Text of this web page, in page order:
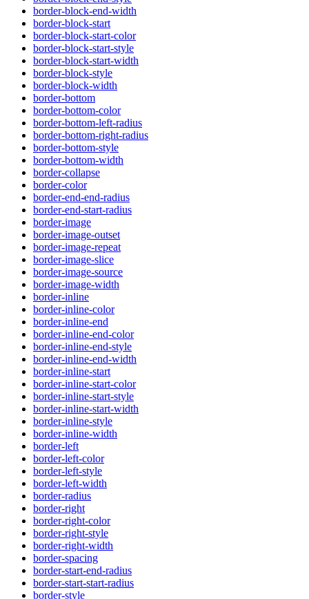
border-block-end-width
border-block-start
border-block-start-color
border-block-start-style
border-block-start-width
border-block-style
border-block-width
border-bottom
border-bottom-color
border-bottom-left-radius
border-bottom-right-radius
border-bottom-style
border-bottom-width
border-collapse
border-color
border-end-end-radius
border-end-start-radius
border-image
border-image-outset
border-image-repeat
border-image-slice
border-image-source
border-image-width
border-inline
border-inline-color
border-inline-end
border-inline-end-color
border-inline-end-style
border-inline-end-width
border-inline-start
border-inline-start-color
border-inline-start-style
border-inline-start-width
border-inline-style
border-inline-width
border-left
border-left-color
border-left-style
border-left-width
border-radius
border-right
border-right-color
border-right-style
border-right-width
border-spacing
border-start-end-radius
border-start-start-radius
border-style